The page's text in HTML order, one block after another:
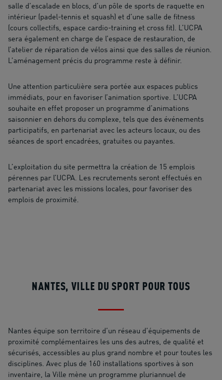
salle d’escalade en blocs, d’un pôle de sports de raquette en
intérieur (padel-tennis et squash) et d’une salle de fitness
(cours collectifs, espace cardio-training et cross fit). L’UCPA
sera également en charge de l’espace de restauration, de
l’atelier de réparation de vélos ainsi que des salles de réunion.
L’aménagement précis du programme reste à définir.
Une attention particulière sera portée aux espaces publics
immédiats, pour en favoriser l’animation sportive. L’UCPA
souhaite en effet proposer un programme d’animations
saisonnier en dehors du complexe, tels que des événements
participatifs, en partenariat avec les acteurs locaux, ou des
séances de sport encadrées, gratuites ou payantes.
L’exploitation du site permettra la création de 15 emplois
pérennes par l’UCPA. Les recrutements seront effectués en
partenariat avec les missions locales, pour favoriser des
emplois de proximité.
NANTES, VILLE DU SPORT POUR TOUS
Nantes équipe son territoire d’un réseau d’équipements de
proximité complémentaires les uns des autres, de qualité et
sécurisés, accessibles au plus grand nombre et pour toutes les
disciplines. Avec plus de 160 installations sportives à son
inventaire, la Ville mène un programme pluriannuel de